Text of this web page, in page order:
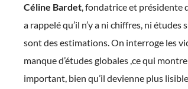
Céline Bardet , fondatrice et présidente
a rappelé qu’il n’y a ni chiffres, ni études
sont des estimations. On interroge les
manque d’études globales ,ce qui
important, bien qu’il devienne plus